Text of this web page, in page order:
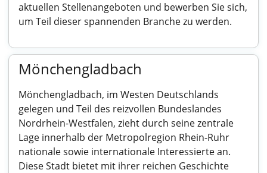
aktuellen Stellenangeboten und bewerben Sie sich,
um Teil dieser spannenden Branche zu werden.
Mönchengladbach
Mönchengladbach, im Westen Deutschlands
gelegen und Teil des reizvollen Bundeslandes
Nordrhein-Westfalen, zieht durch seine zentrale
Lage innerhalb der Metropolregion Rhein-Ruhr
nationale sowie internationale Interessierte an.
Diese Stadt bietet mit ihrer reichen Geschichte